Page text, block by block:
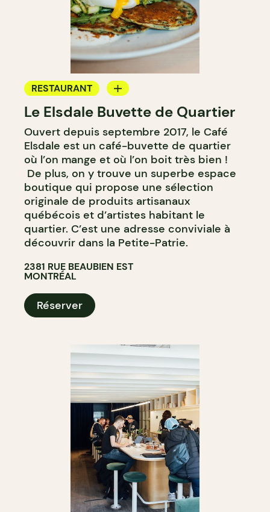
RESTAURANT
CAFÉ
Le Elsdale Buvette de Quartier
Ouvert depuis septembre 2017, le Café
Elsdale est un café-buvette de quartier
où l’on mange et où l’on boit très bien !
De plus, on y trouve un superbe espace
boutique qui propose une sélection
originale de produits artisanaux
québécois et d’artistes habitant le
quartier. C’est une adresse conviviale à
découvrir dans la Petite-Patrie.
2381 RUE BEAUBIEN EST
MONTRÉAL
Réserver